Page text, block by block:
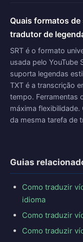
Quais formatos
tradutor de
SRT é o formato
usada pelo YouTube
suporta legendas
TXT é a transcrição
tempo. Ferramentas
máxima
da mesma tarefa de
Guias
Como traduzir
idioma
Como traduzir
Como traduzir